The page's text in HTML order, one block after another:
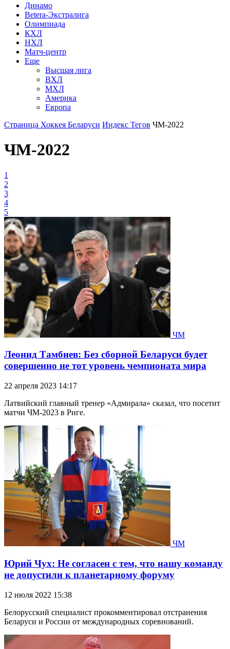
Динамо
Betera-Экстралига
Олимпиада
КХЛ
НХЛ
Матч-центр
Еще
Высшая лига
ВХЛ
МХЛ
Америка
Европа
Страница Хоккея Беларуси Индекс Тегов ЧМ-2022
ЧМ-2022
1
2
3
4
5
ЧМ
Леонид Тамбиев: Без сборной Беларуси будет
совершенно не тот уровень чемпионата мира
22 апреля 2023 14:17
Латвийский главный тренер «Адмирала» сказал, что посетит
матчи ЧМ-2023 в Риге.
ЧМ
Юрий Чух: Не согласен с тем, что нашу команду
не допустили к планетарному форуму
12 июля 2022 15:38
Белорусский специалист прокомментировал отстранения
Беларуси и России от международных соревнований.